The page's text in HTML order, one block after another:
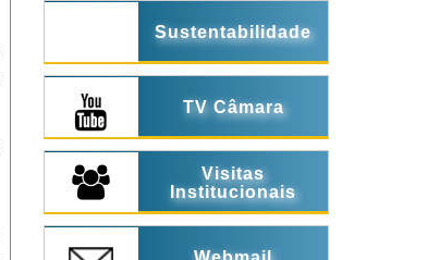
Sustentabilidade
TV Câmara
Visitas
Institucionais